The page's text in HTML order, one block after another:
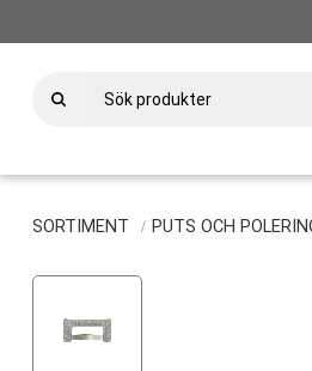
SORTIMENT PUTS OCH